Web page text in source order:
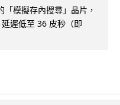
模擬存內搜尋」晶片，
遲低至 36 皮秒（即